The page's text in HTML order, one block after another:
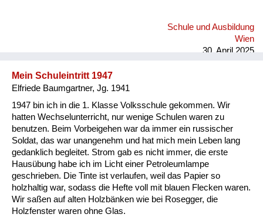
Schule und Ausbildung
Wien
30. April 2025
Mein Schuleintritt 1947
Elfriede Baumgartner, Jg. 1941
1947 bin ich in die 1. Klasse Volksschule gekommen. Wir
hatten Wechselunterricht, nur wenige Schulen waren zu
benutzen. Beim Vorbeigehen war da immer ein russischer
Soldat, das war unangenehm und hat mich mein Leben lang
gedanklich begleitet. Strom gab es nicht immer, die erste
Hausübung habe ich im Licht einer Petroleumlampe
geschrieben. Die Tinte ist verlaufen, weil das Papier so
holzhaltig war, sodass die Hefte voll mit blauen Flecken waren.
Wir saßen auf alten Holzbänken wie bei Rosegger, die
Holzfenster waren ohne Glas.